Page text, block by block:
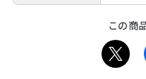
この商